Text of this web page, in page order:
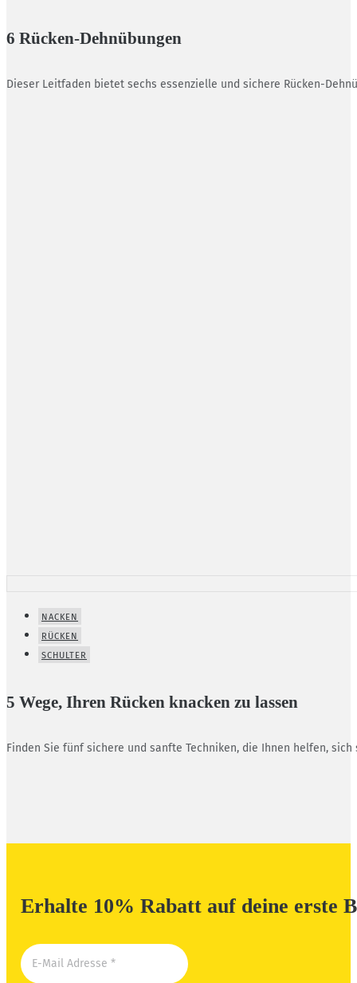
6 Rücken-Dehnübungen
Dieser Leitfaden bietet sechs essenzielle und sichere Rücken-
NACKEN
RÜCKEN
SCHULTER
5 Wege, Ihren Rücken knacken zu lassen
Finden Sie fünf sichere und sanfte Techniken, die Ihnen helfen,
Erhalte 10% Rabatt auf deine erste